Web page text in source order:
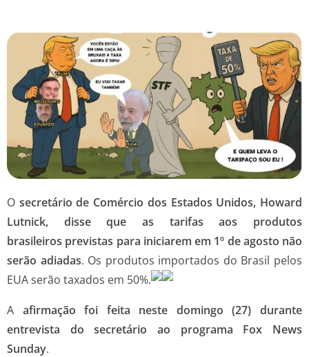
O secretário de Comércio dos Estados Unidos, Howard
Lutnick, disse que as tarifas aos produtos
brasileiros previstas para iniciarem em 1º de agosto não
serão adiadas. Os produtos importados do Brasil pelos
EUA serão taxados em 50%.
A afirmação foi feita neste domingo (27) durante
entrevista do secretário ao programa Fox News
Sunday.